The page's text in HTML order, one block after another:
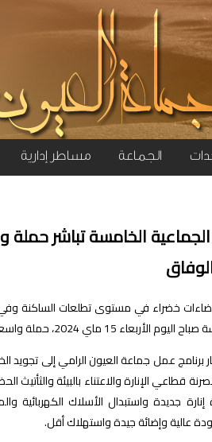
الجماعة مساطر إدارية
الخامسة تباشر
خضراء في مستوى تطلعات الساكنة وفي
واسعة لتنظيف وصيانة ساحة العبيدي بمدينة الوفاق.
برنامج عمل جماعة العيون الرامي إلى تجويد
قطاعي الإنارة والاعتناء بالبيئة
جديدة واستبدال الأسلاك الكهربائية
عالية وإضائة جيدة واستهلاك أقل.